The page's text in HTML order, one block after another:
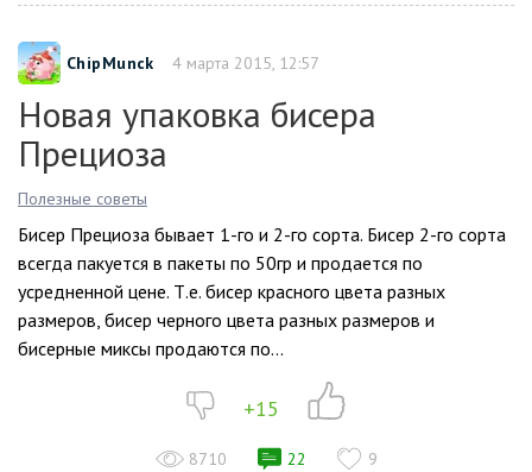
ChipMunck 4 марта 2015, 12:57
Новая упаковка бисера
Прециоза
Полезные советы
Бисер Прециоза бывает 1-го и 2-го сорта. Бисер 2-го сорта
всегда пакуется в пакеты по 50гр и продается по
усредненной цене. Т.е. бисер красного цвета разных
размеров, бисер черного цвета разных размеров и
бисерные миксы продаются по...
+15
8710 22 9